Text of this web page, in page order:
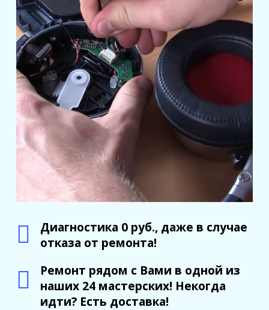
Диагностика 0 руб., даже в случае
отказа от ремонта!
Ремонт рядом с Вами в одной из
наших 24 мастерских! Некогда
идти? Есть доставка!